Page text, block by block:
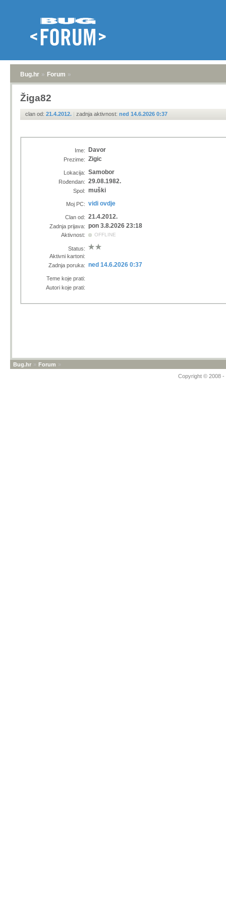
Bug.hr » Forum »
Žiga82
clan od: 21.4.2012. | zadnja aktivnost: ned 14.6.2026 0:37
Ime: Davor
Prezime: Zigic
Lokacija: Samobor
Rođendan: 29.08.1982.
Spol: muški
Moj PC: vidi ovdje
Clan od: 21.4.2012.
Zadnja prijava: pon 3.8.2026 23:18
Aktivnost: OFFLINE
Status:
Aktivni kartoni:
Zadnja poruka: ned 14.6.2026 0:37
Teme koje prati:
Autori koje prati:
Bug.hr » Forum »
Copyright © 2008 -